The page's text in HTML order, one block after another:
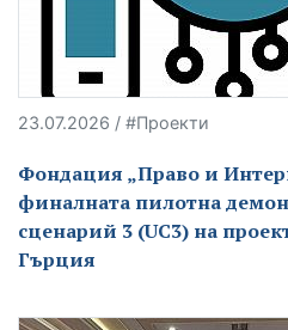
23.07.2026 / #Проекти
Фондация „Право и
финалната пилотна
сценарий 3 (UC3) на
Гърция